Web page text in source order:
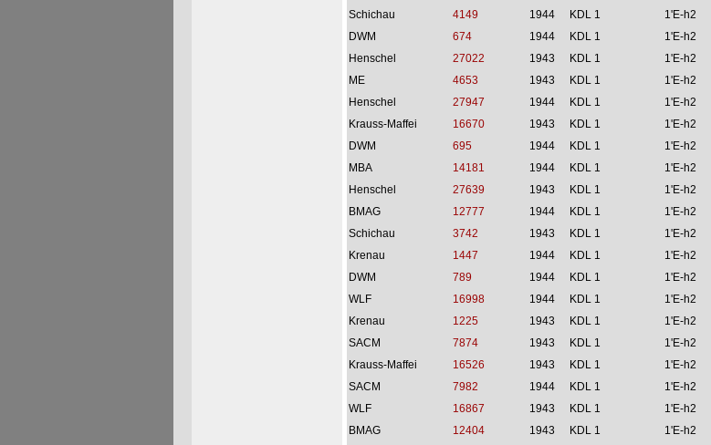
Schichau
4149 1944 KDL 1 1'E-h2
DWM
674 1944 KDL 1 1'E-h2
Henschel
27022 1943 KDL 1 1'E-h2
ME
4653 1943 KDL 1 1'E-h2
Henschel
27947 1944 KDL 1 1'E-h2
Krauss-Maffei
16670 1943 KDL 1 1'E-h2
DWM
695 1944 KDL 1 1'E-h2
MBA
14181 1944 KDL 1 1'E-h2
Henschel
27639 1943 KDL 1 1'E-h2
BMAG
12777 1944 KDL 1 1'E-h2
Schichau
3742 1943 KDL 1 1'E-h2
Krenau
1447 1944 KDL 1 1'E-h2
DWM
789 1944 KDL 1 1'E-h2
WLF
16998 1944 KDL 1 1'E-h2
Krenau
1225 1943 KDL 1 1'E-h2
SACM
7874 1943 KDL 1 1'E-h2
Krauss-Maffei
16526 1943 KDL 1 1'E-h2
SACM
7982 1944 KDL 1 1'E-h2
WLF
16867 1943 KDL 1 1'E-h2
BMAG
12404 1943 KDL 1 1'E-h2